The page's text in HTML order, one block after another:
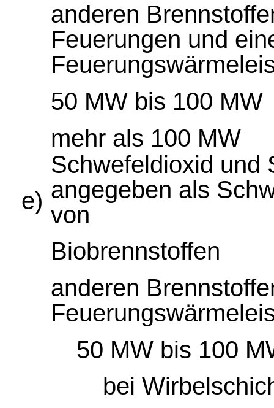
anderen
Feuerungen und
50 MW bis 100 MW
mehr als 100 MW
e)
Schwefeldioxid und
angegeben als
von
Biobrennstoffen
anderen
50 MW bis 100
bei